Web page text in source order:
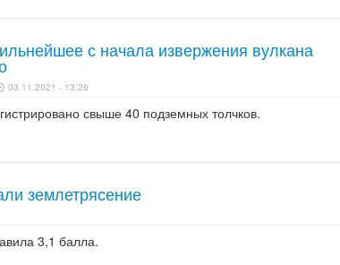
с начала извержения вулкана
03.11.2021 - 13:26
свыше 40 подземных толчков.
землетрясение
3,1 балла.